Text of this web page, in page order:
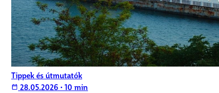
Tippek és útmutatók
calendar_today 28.05.2026 • 10 min